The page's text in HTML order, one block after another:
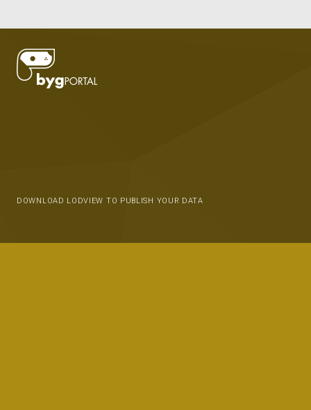
DOWNLOAD LODVIEW TO PUBLISH YOUR DATA